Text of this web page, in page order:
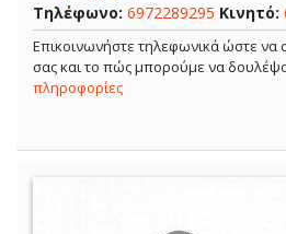
Τηλέφωνο: 6972289295 Κινητό:
Επικοινωνήστε τηλεφωνικά ώστε να
σας και το πώς μπορούμε να
πληροφορίες